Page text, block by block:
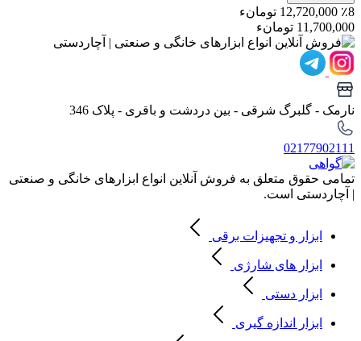
٪8 12,720,000 تومانء
11,700,000 تومانء
نارمک - گلبرگ شرقی - بین دردشت و باقری - پلاک 346
02177902111
تمامی حقوق متعلق به فروش آنلاین انواع ابزارهای خانگی و صنعتی
| آچاردستی است.
ابزار و تجهیزات برقی
ابزار های شارژی
ابزار دستی
ابزار اندازه گیری